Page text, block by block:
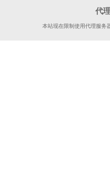
代
本站现在限制使用代理服务